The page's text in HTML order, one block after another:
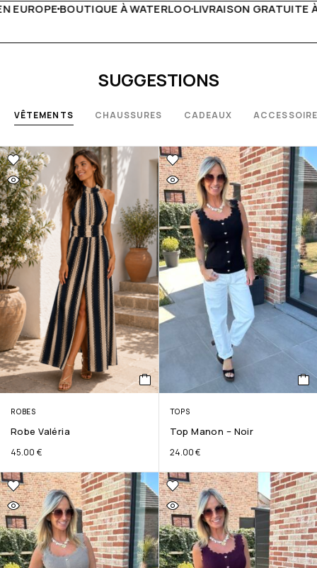
LIVRAISON GRATUITE À PARTIR DE 150€LIVE
SUGGESTIONS
VÊTEMENTS CHAUSSURES CADEAUX
ROBES
Robe Valéria
45.00 €
TOPS
Top Manon – Noir
24.00€